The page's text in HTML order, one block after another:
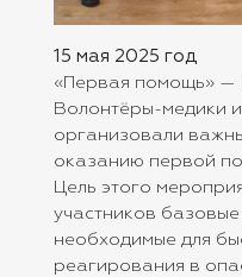
15 мая 2025 год
«Первая помощь» —
Волонтёры-медики
организовали
оказанию первой
Цель этого
участников
необходимые для
реагирования в